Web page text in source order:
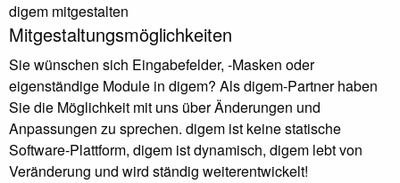
digem mitgestalten
Mitgestaltungsmöglichkeiten
Sie wünschen sich Eingabefelder, -Masken oder
eigenständige Module in digem? Als digem-Partner haben
Sie die Möglichkeit mit uns über Änderungen und
Anpassungen zu sprechen. digem ist keine statische
Software-Plattform, digem ist dynamisch, digem lebt von
Veränderung und wird ständig weiterentwickelt!